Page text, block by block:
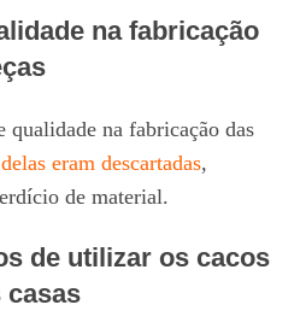
na fabricação
qualidade na fabricação das
eram descartadas,
de material.
de utilizar os cacos
casas